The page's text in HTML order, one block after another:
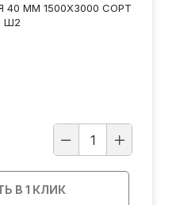
40 ММ 1500Х3000 СОРТ
Ш2
В 1 КЛИК